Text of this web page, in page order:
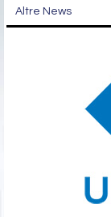
Altre News